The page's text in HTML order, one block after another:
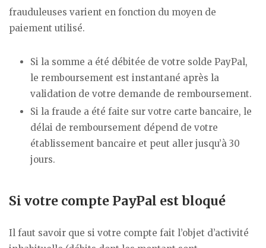
frauduleuses varient en fonction du moyen de
paiement utilisé.
Si la somme a été débitée de votre solde PayPal,
le remboursement est instantané après la
validation de votre demande de remboursement.
Si la fraude a été faite sur votre carte bancaire, le
délai de remboursement dépend de votre
établissement bancaire et peut aller jusqu’à 30
jours.
Si votre compte PayPal est bloqué
Il faut savoir que si votre compte fait l’objet d’activité